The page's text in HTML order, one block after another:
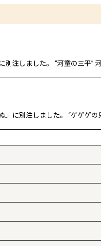
注しました。 “河童の三平”
に別注しました。 “ゲゲゲの